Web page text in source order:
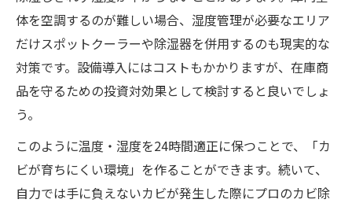
体を空調するのが難しい場合、湿度管理が必要なエリア
だけスポットクーラーや除湿器を併用するのも現実的な
対策です。設備導入にはコストもかかりますが、在庫商
品を守るための投資対効果として検討すると良いでしょ
う。
このように温度・湿度を24時間適正に保つことで、「カ
ビが育ちにくい環境」を作ることができます。続いて、
自力では手に負えないカビが発生した際にプロのカビ除